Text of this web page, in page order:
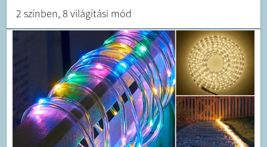
2 színben, 8 világítási mód